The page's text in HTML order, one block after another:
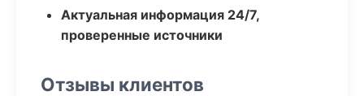
Актуальная информация 24/7,
проверенные источники
Отзывы клиентов